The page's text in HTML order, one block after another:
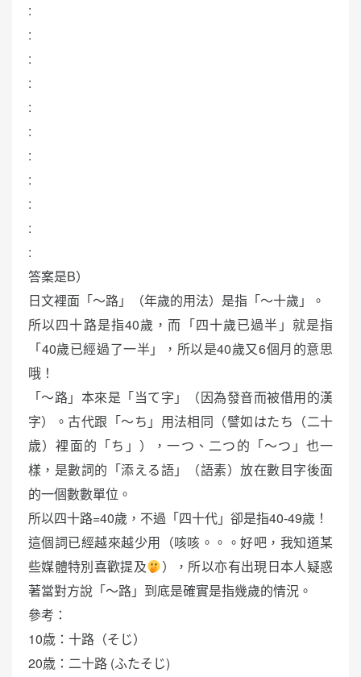
:
:
:
:
:
:
:
:
:
:
:
答案是B）
日文裡面「～路」（年歲的用法）是指「～十歲」。
所以四十路是指40歲，而「四十歲已過半」就是指
「40歲已經過了一半」，所以是40歲又6個月的意思
哦！
「～路」本來是「当て字」（因為發音而被借用的漢
字）。古代跟「～ち」用法相同（譬如はたち（二十
歳）裡面的「ち」），一つ、二つ的「～つ」也一
樣，是數詞的「添える語」（語素）放在數目字後面
的一個數數單位。
所以四十路=40歲，不過「四十代」卻是指40-49歲！
這個詞已經越來越少用（咳咳。。。好吧，我知道某
些媒體特別喜歡提及
），所以亦有出現日本人疑惑
著當對方說「～路」到底是確實是指幾歲的情況。
參考：
10歳：十路（そじ）
20歳：二十路 (ふたそじ)